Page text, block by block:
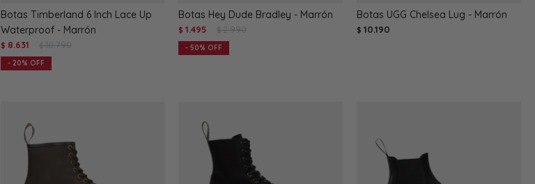
Botas Timberland 6 Inch Lace Up
Waterproof - Marrón
$ 8.631 $ 10.790
20
Botas Hey Dude Bradley - Marrón
$ 1.495 $ 2.990
50
Botas UGG Chelsea Lug - Marrón
$ 10.190